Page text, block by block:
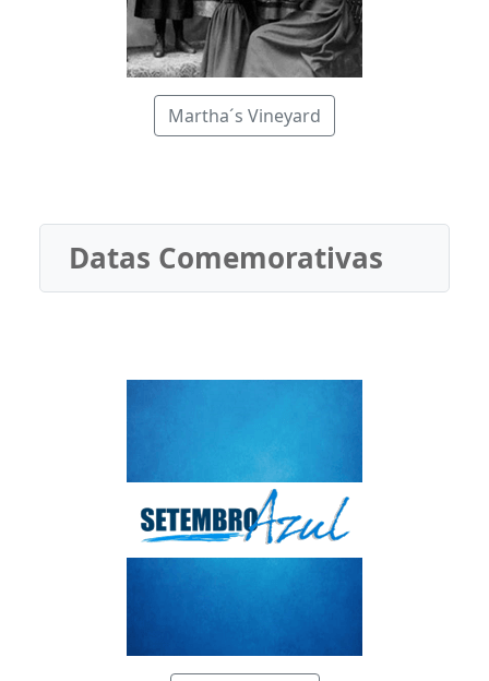
Martha´s Vineyard
Datas Comemorativas